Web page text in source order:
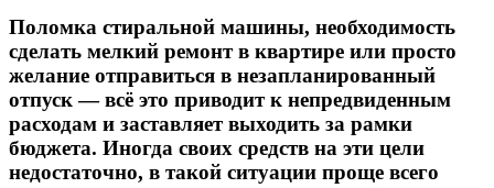
Поломка стиральной машины, необходимость
сделать мелкий ремонт в квартире или просто
желание отправиться в незапланированный
отпуск — всё это приводит к непредвиденным
расходам и заставляет выходить за рамки
бюджета. Иногда своих средств на эти цели
недостаточно, в такой ситуации проще всего